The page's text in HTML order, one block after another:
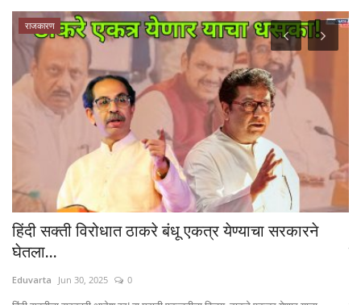
राजकारण
हिंदी सक्ती विरोधात ठाकरे बंधू एकत्र येण्याचा सरकारने
घेतला...
Eduvarta Jun 30, 2025 0